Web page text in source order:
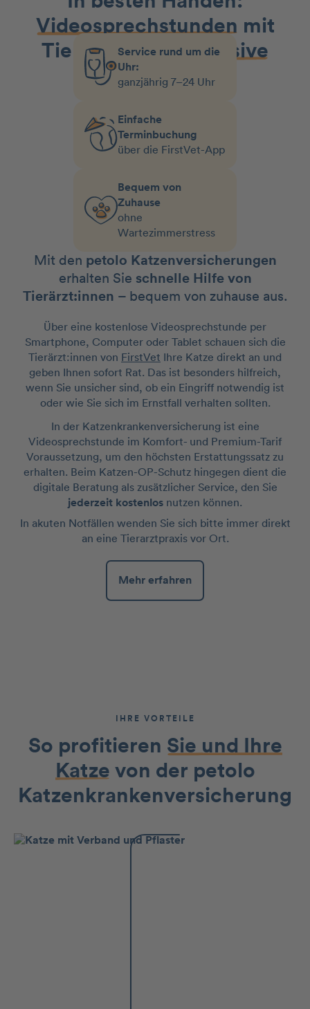
Videosprechstunden mit
Tierärzt:innen inklusive
Service rund um die
Uhr:
ganzjährig 7–24 Uhr
Einfache
Terminbuchung
über die FirstVet-App
Bequem von
Zuhause
ohne
Wartezimmerstress
Mit den petolo Katzenversicherungen
erhalten Sie schnelle Hilfe von
Tierärzt:innen – bequem von zuhause aus.
Über eine kostenlose Videosprechstunde per
Smartphone, Computer oder Tablet schauen sich die
Tierärzt:innen von FirstVet Ihre Katze direkt an und
geben Ihnen sofort Rat. Das ist besonders hilfreich,
wenn Sie unsicher sind, ob ein Eingriff notwendig ist
oder wie Sie sich im Ernstfall verhalten sollten.
In der Katzenkrankenversicherung ist eine
Videosprechstunde im Komfort- und Premium-Tarif
Voraussetzung, um den höchsten Erstattungssatz zu
erhalten. Beim Katzen-OP-Schutz hingegen dient die
digitale Beratung als zusätzlicher Service, den Sie
jederzeit kostenlos nutzen können.
In akuten Notfällen wenden Sie sich bitte immer direkt
an eine Tierarztpraxis vor Ort.
Mehr erfahren
IHRE VORTEILE
So profitieren Sie und Ihre
Katze von der petolo
Katzenkranken­versicherung